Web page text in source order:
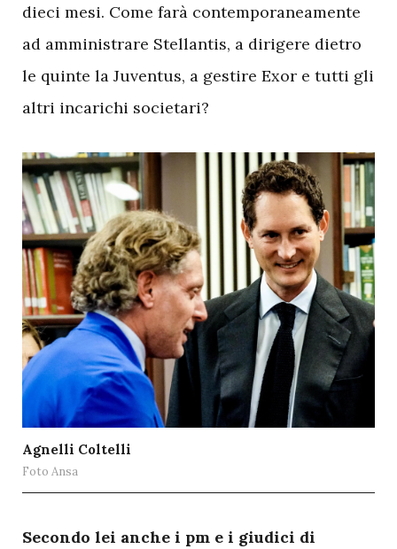
dieci mesi. Come farà contemporaneamente
ad amministrare Stellantis, a dirigere dietro
le quinte la Juventus, a gestire Exor e tutti gli
altri incarichi societari?
Agnelli Coltelli
Foto Ansa
Secondo lei anche i pm e i giudici di